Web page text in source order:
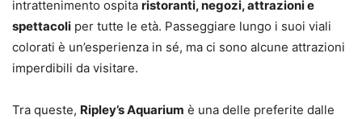
intrattenimento ospita ristoranti, negozi, attrazioni e
spettacoli per tutte le età. Passeggiare lungo i suoi viali
colorati è un’esperienza in sé, ma ci sono alcune attrazioni
imperdibili da visitare.
Tra queste, Ripley’s Aquarium è una delle preferite dalle